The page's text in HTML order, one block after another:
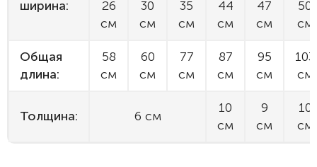
ширина:
26
см
30
см
35
см
44
см
47
см
50
см
Общая
длина:
58
см
60
см
77
см
87
см
95
см
103
см
Толщина: 6 см
10
см
9
см
10
см